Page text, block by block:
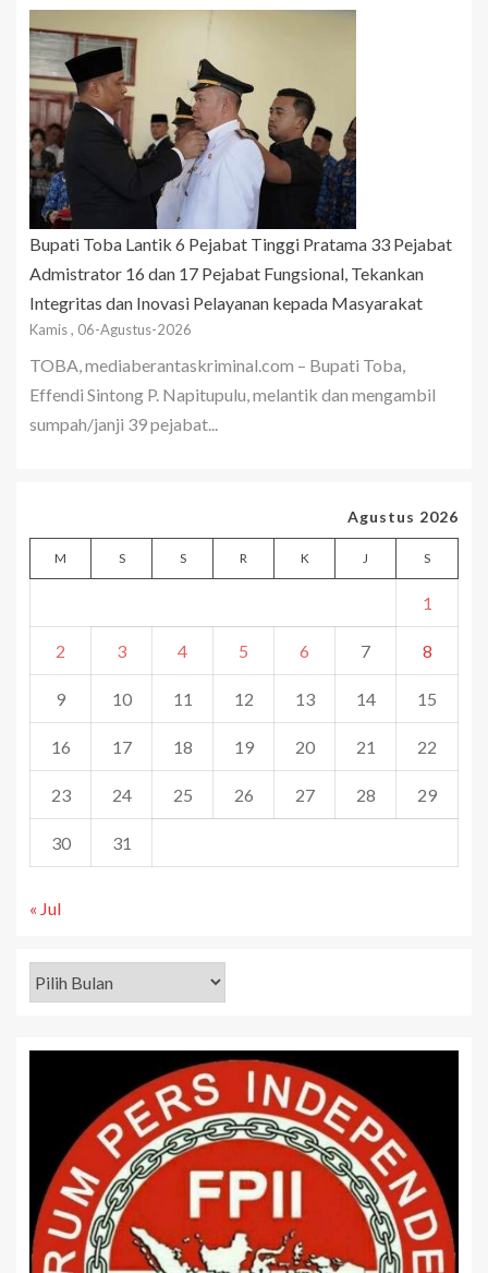
Bupati Toba Lantik 6 Pejabat Tinggi Pratama 33 Pejabat
Admistrator 16 dan 17 Pejabat Fungsional, Tekankan
Integritas dan Inovasi Pelayanan kepada Masyarakat
Kamis , 06-Agustus-2026
TOBA, mediaberantaskriminal.com – Bupati Toba,
Effendi Sintong P. Napitupulu, melantik dan mengambil
sumpah/janji 39 pejabat...
Agustus 2026
M S S R K J S
1
2 3 4 5 6 7 8
9 10 11 12 13 14 15
16 17 18 19 20 21 22
23 24 25 26 27 28 29
30 31
« Jul